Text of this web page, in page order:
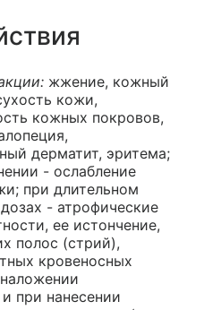
жжение, кожный
кожи,
кожных покровов,
дерматит, эритема;
- ослабление
при длительном
- атрофические
ее истончение,
полос (стрий),
кровеносных
при нанесении